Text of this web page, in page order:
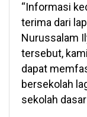
“Informasi
terima dari
Nurussalam
tersebut,
dapat
bersekolah
sekolah